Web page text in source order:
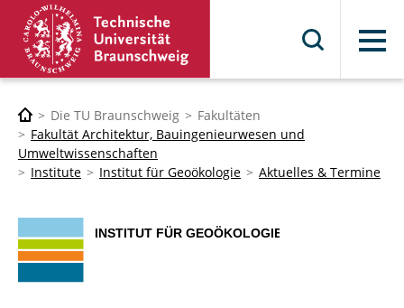
Menü
Die TU Braunschweig
Fakultäten
Fakultät Architektur, Bauingenieurwesen und
Umweltwissenschaften
Institute
Institut für Geoökologie Aktuelles & Termine